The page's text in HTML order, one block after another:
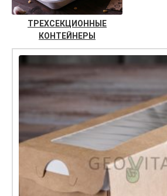
ТРЕХСЕКЦИОННЫЕ
КОНТЕЙНЕРЫ